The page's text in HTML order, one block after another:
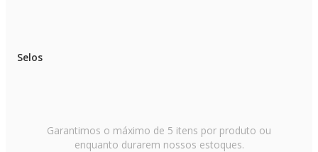
Selos
Garantimos o máximo de 5 itens por produto ou
enquanto durarem nossos estoques.